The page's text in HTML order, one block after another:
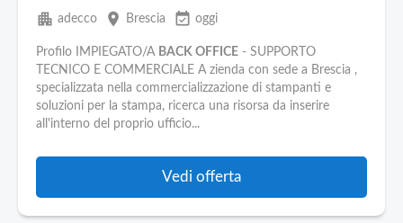
apartment adecco place Brescia event_available oggi
Profilo IMPIEGATO/A BACK OFFICE - SUPPORTO
TECNICO E COMMERCIALE A zienda con sede a Brescia ,
specializzata nella commercializzazione di stampanti e
soluzioni per la stampa, ricerca una risorsa da inserire
all'interno del proprio ufficio...
Vedi offerta